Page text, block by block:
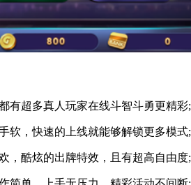
超多真人玩家在线斗智斗勇更精彩;
，快速的上线就能够解锁更多模式;
酷炫的出牌特效，且有超高自由度;